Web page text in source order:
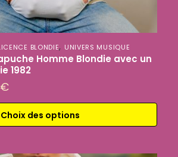
BLONDIE, UNIVERS MUSIQUE
Homme Blondie avec un
1982
€
Choix des options